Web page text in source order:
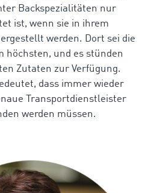
Backspezialitäten nur
ist, wenn sie in ihrem
werden. Dort sei die
höchsten, und es stünden
Zutaten zur Verfügung.
dass immer wieder
Transportdienstleister
werden müssen.